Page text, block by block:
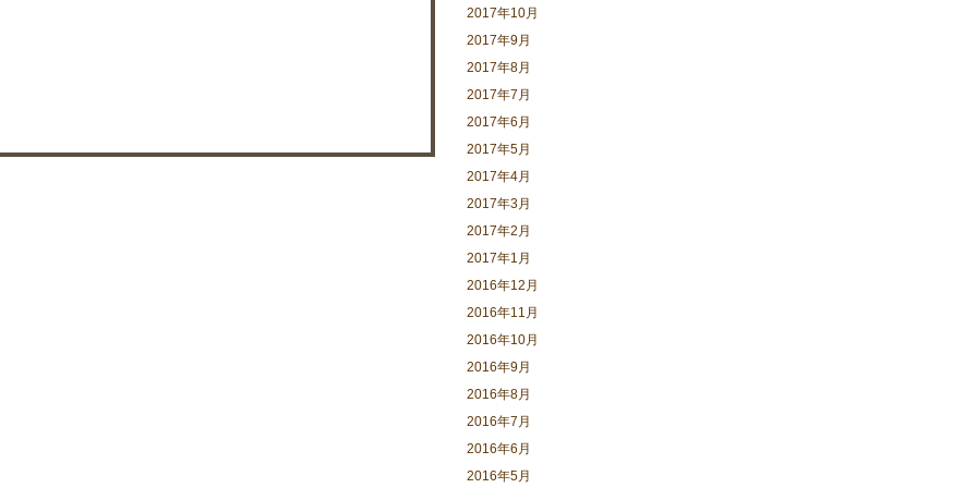
2017年10月
2017年9月
2017年8月
2017年7月
2017年6月
2017年5月
2017年4月
2017年3月
2017年2月
2017年1月
2016年12月
2016年11月
2016年10月
2016年9月
2016年8月
2016年7月
2016年6月
2016年5月